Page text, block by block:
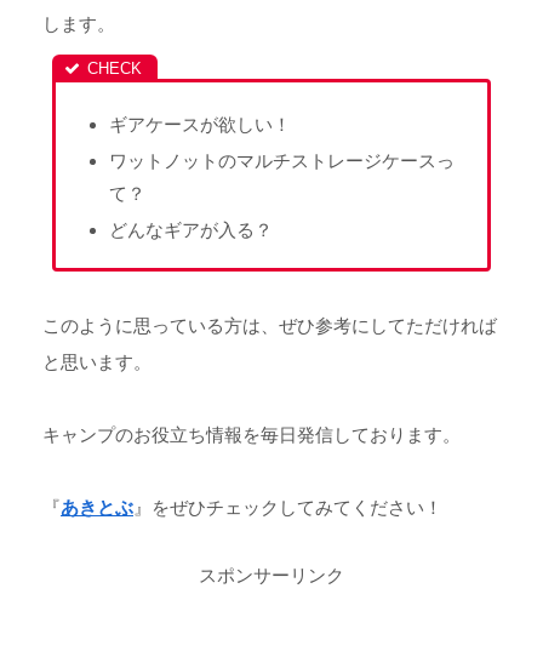
します。
ギアケースが欲しい！
ワットノットのマルチストレージケースっ
て？
どんなギアが入る？
このように思っている方は、ぜひ参考にしてただければ
と思います。
キャンプのお役立ち情報を毎日発信しております。
『あきとぶ 』をぜひチェックしてみてください！
スポンサーリンク